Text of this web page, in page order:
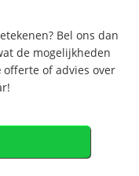
Bel ons dan
de mogelijkheden
offerte of advies over